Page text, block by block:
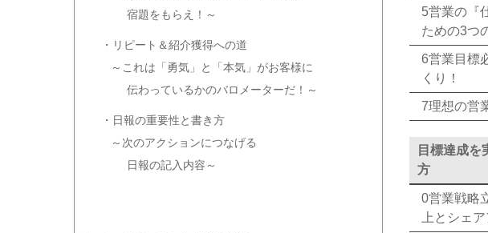
宿題をもらえ！～
・リピート＆紹介獲得への道
～これは「勇気」と「本気」がお客様に
伝わっているかのバロメーターだ！～
・日報の重要性と書き方
～次のアクションにつなげる
日報の記入内容～
5営業の『
ための3つ
6営業目標
くり！
7理想の営
目標達成を
方
0営業戦略
上とシェ